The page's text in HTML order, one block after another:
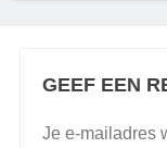
GEEF EEN
Je e-mailadres